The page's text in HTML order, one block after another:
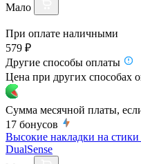
Мало
При оплате наличными
579 ₽
Другие способы оплаты
Цена при других способах
Сумма месячной платы,
17 бонусов
Высокие накладки на стики
DualSense